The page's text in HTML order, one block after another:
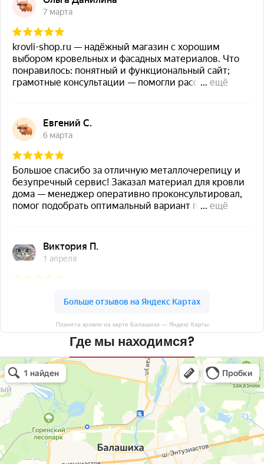
Планета кровли на карте Балашихи — Яндекс Карты
Где мы находимся?
Планета кровли
Кровля и кровельные материалы в Балашихе
Окна в Балашихе